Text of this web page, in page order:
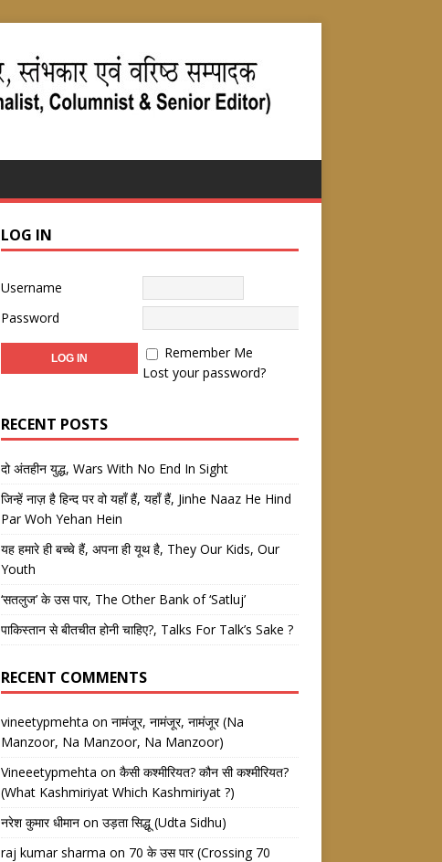
LOG IN
Username
Password
Remember Me
Lost your password?
RECENT POSTS
दो अंतहीन युद्ध, Wars With No End In Sight
जिन्हें नाज़ है हिन्द पर वो यहाँ हैं, यहाँ हैं, Jinhe Naaz He Hind
Par Woh Yehan Hein
यह हमारे ही बच्चे हैं, अपना ही यूथ है, They Our Kids, Our
Youth
‘सतलुज’ के उस पार, The Other Bank of ‘Satluj’
पाकिस्तान से बीतचीत होनी चाहिए?, Talks For Talk’s Sake ?
RECENT COMMENTS
vineetypmehta on नामंजूर, नामंजूर, नामंजूर (Na
Manzoor, Na Manzoor, Na Manzoor)
Vineeetypmehta on कैसी कश्मीरियत? कौन सी कश्मीरियत?
(What Kashmiriyat Which Kashmiriyat ?)
नरेश कुमार धीमानon उड़ता सिद्धू (Udta Sidhu)
raj kumar sharma on 70 के उस पार (Crossing 70